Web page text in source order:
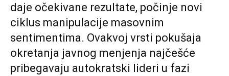
daje očekivane rezultate, počinje novi
ciklus manipulacije masovnim
sentimentima. Ovakvoj vrsti pokušaja
okretanja javnog menjenja najčešće
pribegavaju autokratski lideri u fazi